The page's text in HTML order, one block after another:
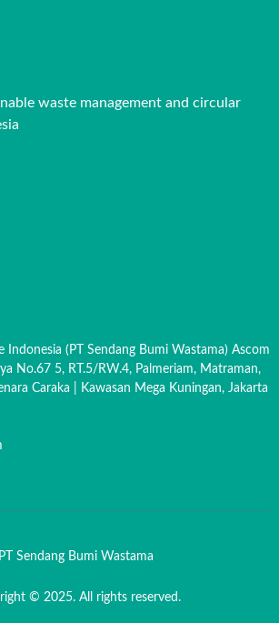
waste management and circular
Indonesia (PT Sendang Bumi Wastama) Ascom
No.67 5, RT.5/RW.4, Palmeriam, Matraman,
Caraka | Kawasan Mega Kuningan, Jakarta
PT Sendang Bumi Wastama
© 2025. All rights reserved.